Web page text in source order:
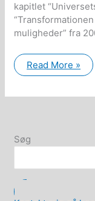
kapitlet
muligheder” fra
Årsagen
til
–
og
alt
Read More »
Søg